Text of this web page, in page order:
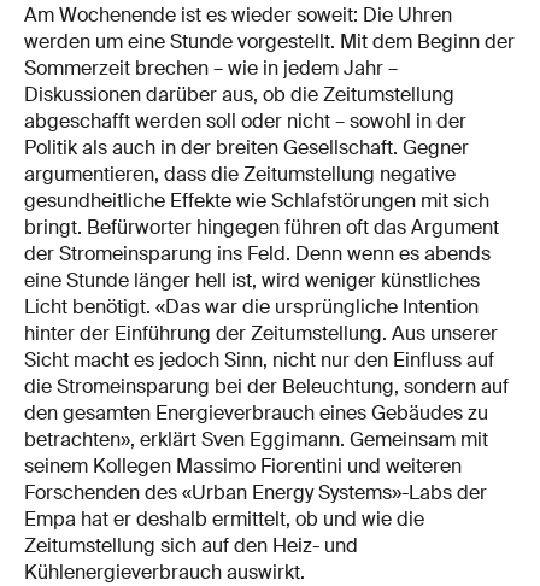
Am Wochenende ist es wieder soweit: Die Uhren
werden um eine Stunde vorgestellt. Mit dem Beginn der
Sommerzeit brechen – wie in jedem Jahr –
Diskussionen darüber aus, ob die Zeitumstellung
abgeschafft werden soll oder nicht – sowohl in der
Politik als auch in der breiten Gesellschaft. Gegner
argumentieren, dass die Zeitumstellung negative
gesundheitliche Effekte wie Schlafstörungen mit sich
bringt. Befürworter hingegen führen oft das Argument
der Stromeinsparung ins Feld. Denn wenn es abends
eine Stunde länger hell ist, wird weniger künstliches
Licht benötigt. «Das war die ursprüngliche Intention
hinter der Einführung der Zeitumstellung. Aus unserer
Sicht macht es jedoch Sinn, nicht nur den Einfluss auf
die Stromeinsparung bei der Beleuchtung, sondern auf
den gesamten Energieverbrauch eines Gebäudes zu
betrachten», erklärt Sven Eggimann. Gemeinsam mit
seinem Kollegen Massimo Fiorentini und weiteren
Forschenden des «Urban Energy Systems»-Labs der
Empa hat er deshalb ermittelt, ob und wie die
Zeitumstellung sich auf den Heiz- und
Kühlenergieverbrauch auswirkt.